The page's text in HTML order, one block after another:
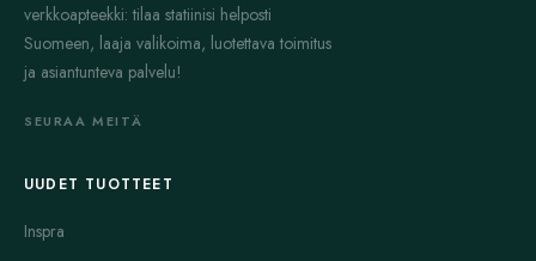
verkkoapteekki: tilaa statiinisi helposti
Suomeen, laaja valikoima, luotettava toimitus
ja asiantunteva palvelu!
SEURAA MEITÄ
UUDET TUOTTEET
Inspra